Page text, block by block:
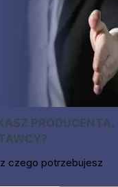
PRODUCENTA,
czego potrzebujesz